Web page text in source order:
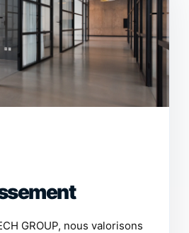
GROUP, nous valorisons